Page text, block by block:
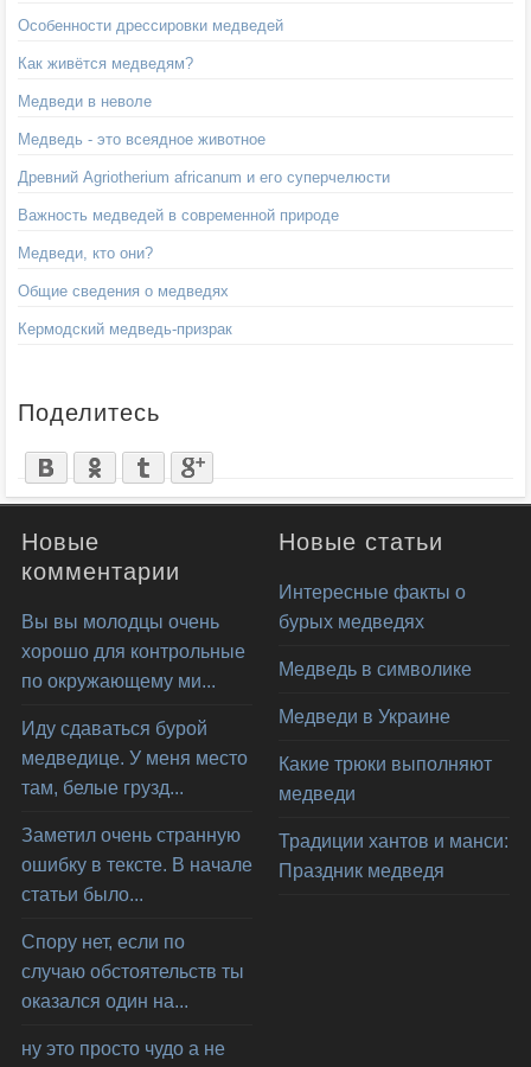
Особенности дрессировки медведей
Как живётся медведям?
Медведи в неволе
Медведь - это всеядное животное
Древний Agriotherium africanum и его суперчелюсти
Важность медведей в современной природе
Медведи, кто они?
Общие сведения о медведях
Кермодский медведь-призрак
Поделитесь
Новые
комментарии
Вы вы молодцы очень
хорошо для контрольные
по окружающему ми...
Иду сдаваться бурой
медведице. У меня место
там, белые грузд...
Заметил очень странную
ошибку в тексте. В начале
статьи было...
Спору нет, если по
случаю обстоятельств ты
оказался один на...
ну это просто чудо а не
Новые статьи
Интересные факты о
бурых медведях
Медведь в символике
Медведи в Украине
Какие трюки выполняют
медведи
Традиции хантов и манси:
Праздник медведя